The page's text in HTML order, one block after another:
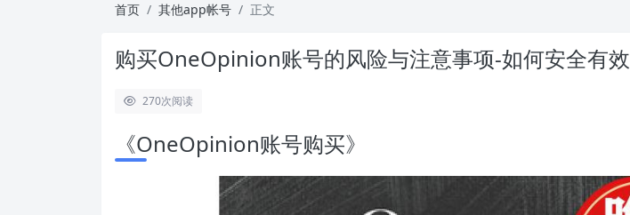
首页 其他app帐号 正文
购买OneOpinion账号的风险与注意事项-如何安全有效
270次阅读
《OneOpinion账号购买》